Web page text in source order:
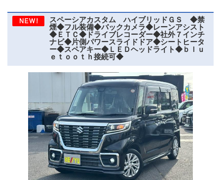
スペーシアカスタム ハイブリッドＧＳ ◆禁
煙◆フル装備◆バックカメラ◆レーンアシスト
◆ＥＴＣ◆ドライブレコーダー◆社外７インチ
ナビ◆片側パワースライドドア◆シートヒータ
ー◆スペアキー◆ＬＥＤヘッドライト◆ｂｌｕ
ｅｔｏｏｔｈ接続可◆